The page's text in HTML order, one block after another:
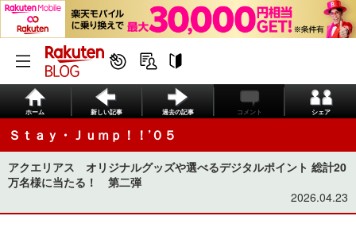
ホーム 新しい記事 過去の記事 コメント シェア
Ｓｔａｙ・Ｊｕｍｐ！！’０５
アクエリアス オリジナルグッズや選べるデジタルポイント 総計20
万名様に当たる！ 第二弾
2026.04.23